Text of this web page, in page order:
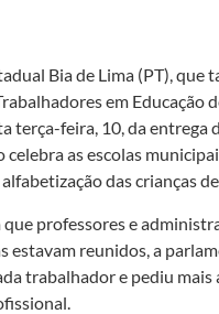
Bia de Lima (PT), que
em Educação
terça-feira, 10, da entrega
celebra as escolas
das crianças
que professores e
estavam reunidos, a
trabalhador e pediu mais